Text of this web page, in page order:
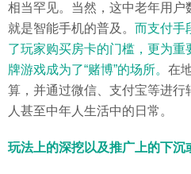
相当罕见。当然，这中老年用户
就是智能手机的普及。 而支付手
了玩家购买房卡的门槛，更为
牌游戏成为了“赌博”的场所。 在
算，并通过微信、支付宝等进
人甚至中年人生活中的日常。
玩法上的深挖以及推广上的下